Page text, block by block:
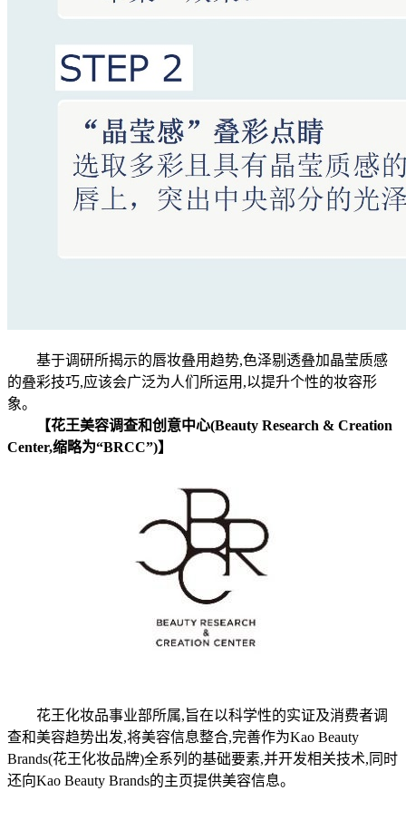
基于调研所揭示的唇妆叠用趋势,色泽剔透叠加晶莹质感
的叠彩技巧,应该会广泛为人们所运用,以提升个性的妆容形
象。
【花王美容调查和创意中心(Beauty Research & Creation
Center,缩略为“BRCC”)】
花王化妆品事业部所属,旨在以科学性的实证及消费者调
查和美容趋势出发,将美容信息整合,完善作为Kao Beauty
Brands(花王化妆品牌)全系列的基础要素,并开发相关技术,同时
还向Kao Beauty Brands的主页提供美容信息。